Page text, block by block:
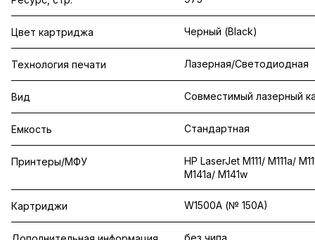
Цвет картриджа Черный (Black)
Технология печати Лазерная/Светодиодная
Вид Совместимый лазерный
Емкость Стандартная
Принтеры/МФУ
HP LaserJet M111/ M111a/
M141a/ M141w
Картриджи W1500A (№ 150A)
без чипа